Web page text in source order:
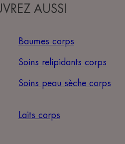
AUSSI
Baumes corps
Soins relipidants corps
Soins peau sèche corps
Laits corps